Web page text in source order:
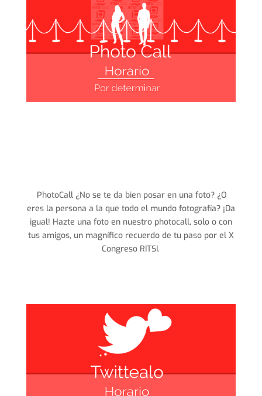
PhotoCall ¿No se te da bien posar en una foto? ¿O
eres la persona a la que todo el mundo fotografía? ¡Da
igual! Hazte una foto en nuestro photocall, solo o con
tus amigos, un magnífico recuerdo de tu paso por el X
Congreso RITSI.